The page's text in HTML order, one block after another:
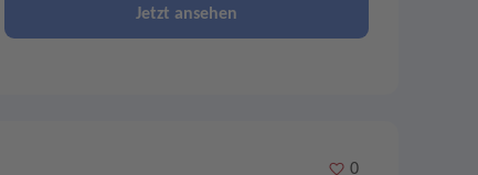
Jetzt ansehen
Merken
0